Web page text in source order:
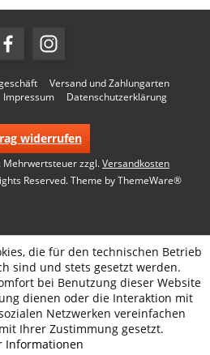
Versand und Zahlungarten
Impressum Datenschutzerklärung
widerrufen
Mehrwertsteuer zzgl.Versandkosten
Reserved. Theme byThemeWare®
die für den technischen Betrieb
sind und stets gesetzt werden.
bei Benutzung dieser Website
dienen oder die Interaktion mit
Netzwerken vereinfachen
Ihrer Zustimmung gesetzt.
Informationen